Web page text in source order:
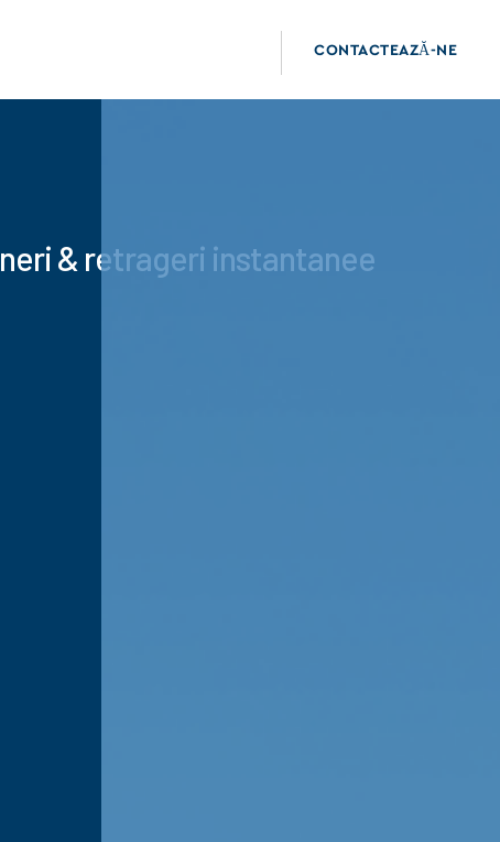
CONTACTEAZĂ-NE
& retrageri instantanee